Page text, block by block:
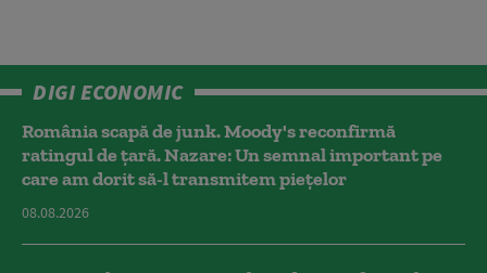
DIGI ECONOMIC
România scapă de junk. Moody's reconfirmă
ratingul de țară. Nazare: Un semnal important pe
care am dorit să-l transmitem piețelor
08.08.2026